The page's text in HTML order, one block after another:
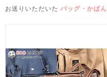
お送りいただいた バッグ・かばん